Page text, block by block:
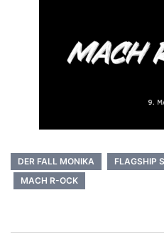
DER FALL MONIKA FLAGSHIP
MACH R-OCK